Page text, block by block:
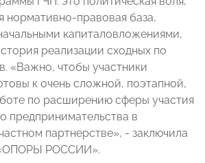
нормативно-правовая база,
капиталовложениями,
реализации сходных по
«Важно, чтобы участники
к очень сложной, поэтапной,
по расширению сферы участия
предпринимательства в
партнерстве», - заключила
«ОПОРЫ РОССИИ».